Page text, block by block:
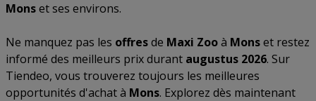
Monset ses environs.
Ne manquez pas les offresde Maxi Zooà Monset restez
informé des meilleurs prix durant augustus 2026. Sur
Tiendeo, vous trouverez toujours les meilleures
opportunités d'achat à Mons. Explorez dès maintenant